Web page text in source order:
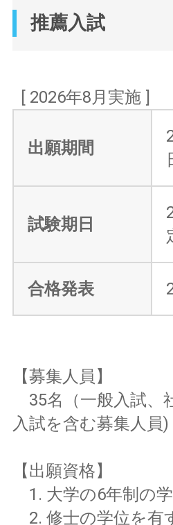
推薦入試
[ 2026年8月実施 ]
出願期間
試験期日
合格発表
【募集人員】
35名（一般入試、
入試を含む募集人員)
【出願資格】
1. 大学の6年制の
2. 修士の学位を有